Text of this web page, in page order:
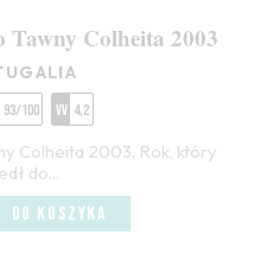
Colheita 2003
93/100 VV 4,2
Colheita 2003. Rok, który
do...
DO KOSZYKA